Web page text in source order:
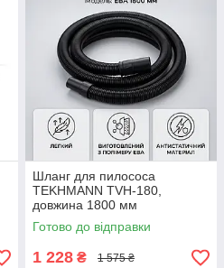
Шланг для пилососа
TEKHMANN TVH-180,
довжина 1800 мм
Готово до відправки
1 228 ₴ 1 575 ₴